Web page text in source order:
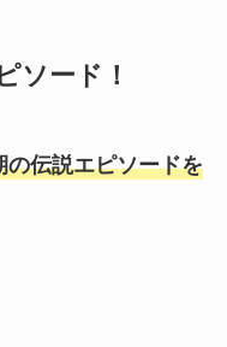
ソード！
の伝説エピソードを